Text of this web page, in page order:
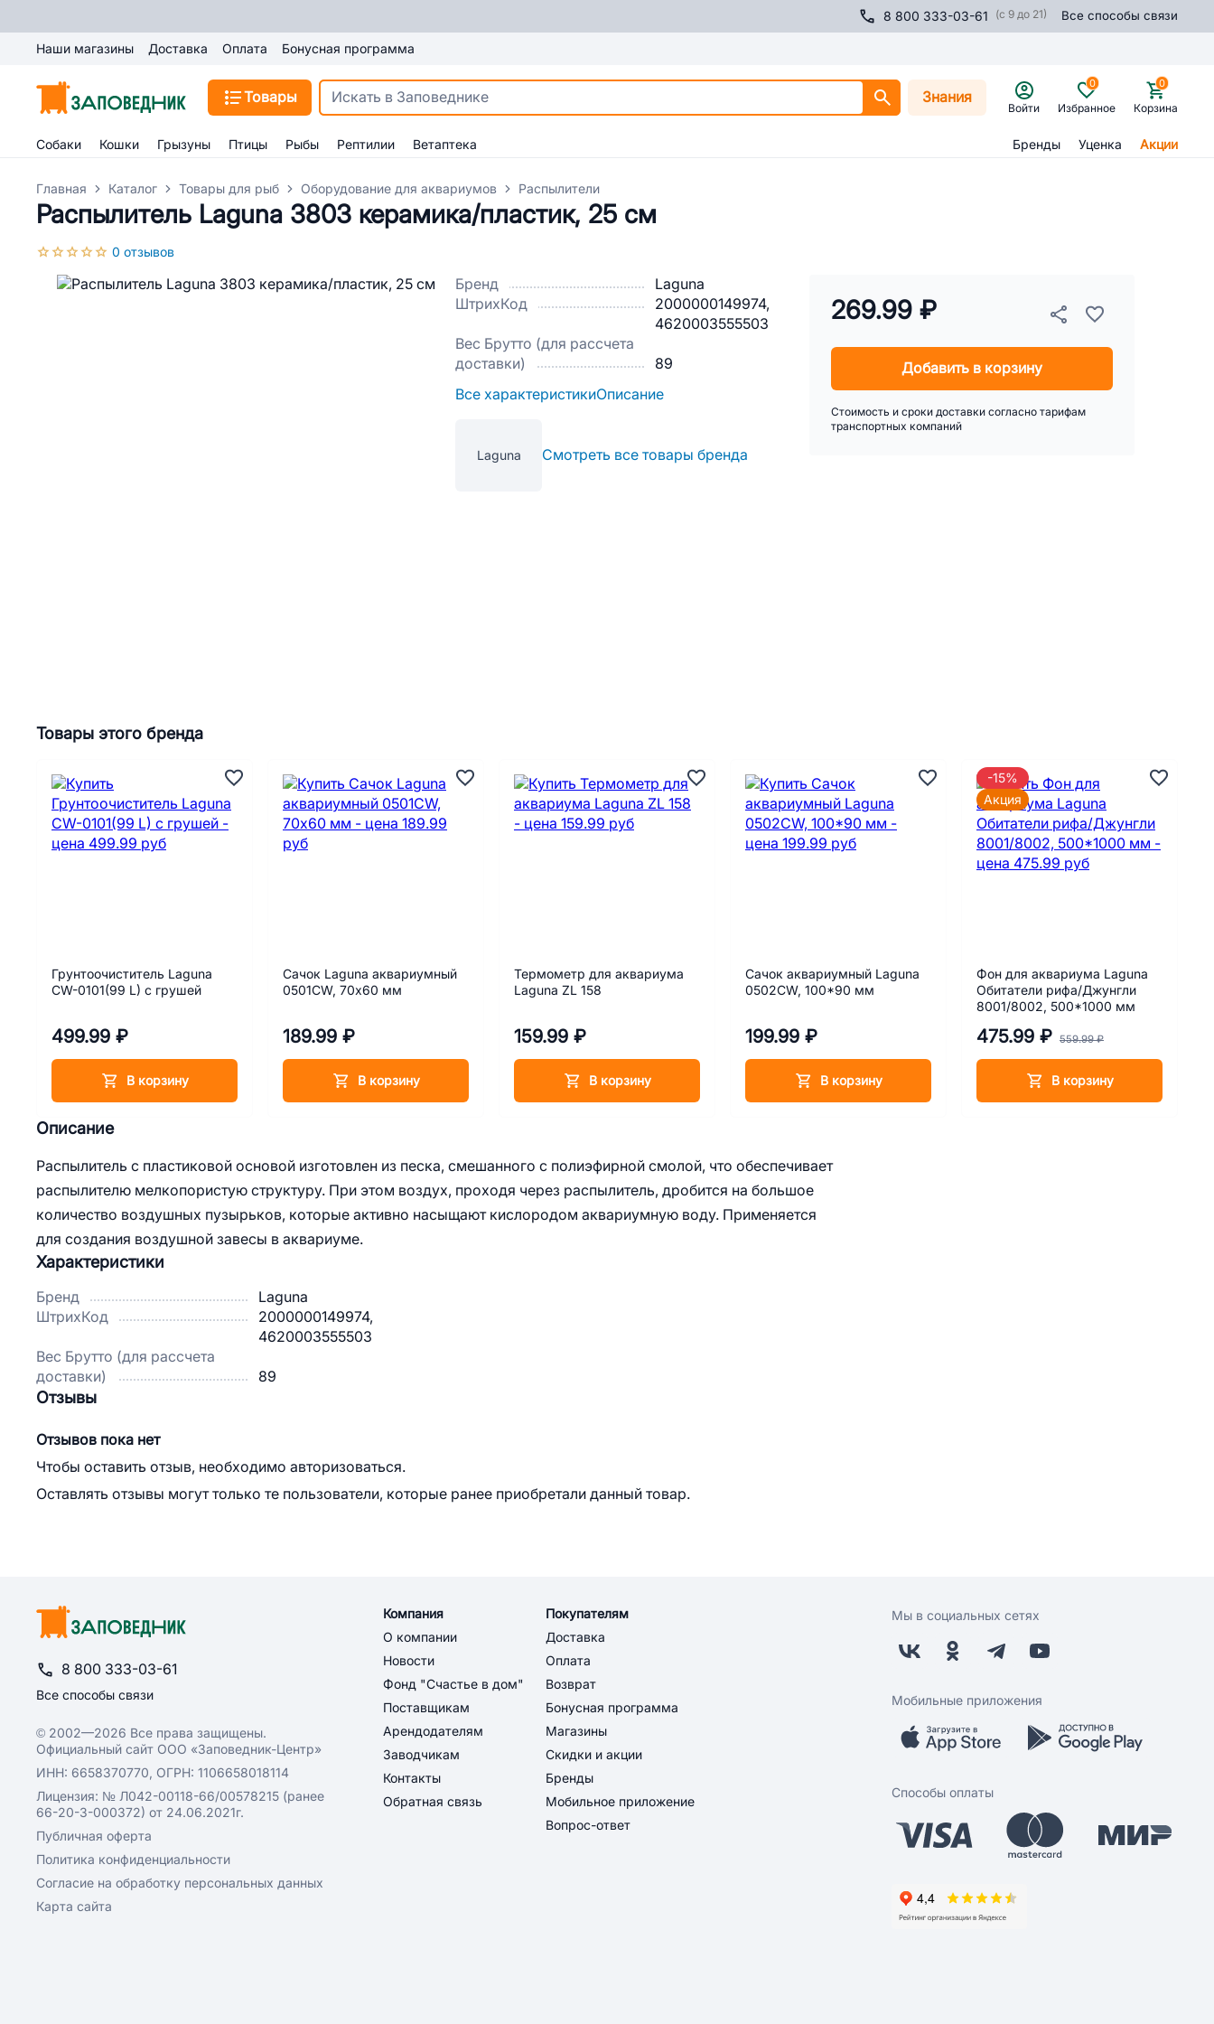
8 800 333-03-61 (с 9 до 21) Все способы связи
Наши магазины Доставка Оплата Бонусная программа
Товары Знания
Войти Избранное
0
Корзина
0
Собаки Кошки Грызуны Птицы Рыбы Рептилии Ветаптека Бренды Уценка Акции
Главная Каталог Товары для рыб Оборудование для аквариумов Распылители
Распылитель Laguna 3803 керамика/пластик, 25 см
0 отзывов
Бренд
Laguna
ШтрихКод
2000000149974,
4620003555503
Вес Брутто (для рассчета
доставки)
89
Все характеристикиОписание
Laguna Смотреть все товары бренда
269.99 ₽
Добавить в корзину
Стоимость и сроки доставки согласно тарифам
транспортных компаний
Описание
Распылитель с пластиковой основой изготовлен из песка, смешанного с полиэфирной смолой, что обеспечивает
распылителю мелкопористую структуру. При этом воздух, проходя через распылитель, дробится на большое
количество воздушных пузырьков, которые активно насыщают кислородом аквариумную воду. Применяется
для создания воздушной завесы в аквариуме.
Товары этого бренда
Грунтоочиститель Laguna
CW-0101(99 L) с грушей
499.99 ₽
В корзину
Сачок Laguna аквариумный
0501CW, 70х60 мм
189.99 ₽
В корзину
Термометр для аквариума
Laguna ZL 158
159.99 ₽
В корзину
Сачок аквариумный Laguna
0502CW, 100*90 мм
199.99 ₽
В корзину
Фон для аквариума Laguna
Обитатели рифа/Джунгли
8001/8002, 500*1000 мм
475.99 ₽ 559.99 ₽
В корзину
-15%
Акция
Характеристики
Бренд
Laguna
ШтрихКод
2000000149974,
4620003555503
Вес Брутто (для рассчета
доставки)
89
Отзывы
Отзывов пока нет
Чтобы оставить отзыв, необходимо авторизоваться.
Оставлять отзывы могут только те пользователи, которые ранее приобретали данный товар.
8 800 333-03-61
Все способы связи
© 2002—2026 Все права защищены.
Официальный сайт ООО «Заповедник-Центр»
ИНН: 6658370770, ОГРН: 1106658018114
Лицензия: № Л042-00118-66/00578215 (ранее
66-20-3-000372) от 24.06.2021г.
Публичная оферта
Политика конфиденциальности
Согласие на обработку персональных данных
Карта сайта
Компания
О компании
Новости
Фонд "Счастье в дом"
Поставщикам
Арендодателям
Заводчикам
Контакты
Обратная связь
Покупателям
Доставка
Оплата
Возврат
Бонусная программа
Магазины
Скидки и акции
Бренды
Мобильное приложение
Вопрос-ответ
Мы в социальных сетях
Мобильные приложения
Способы оплаты